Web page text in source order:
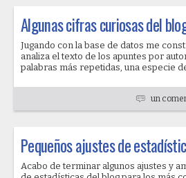
Algunas cifras curiosas del
Jugando con la base de datos me
analiza el texto de los apuntes por
palabras más repetidas, una especie
un
Pequeños ajustes de
Acabo de terminar algunos ajustes y